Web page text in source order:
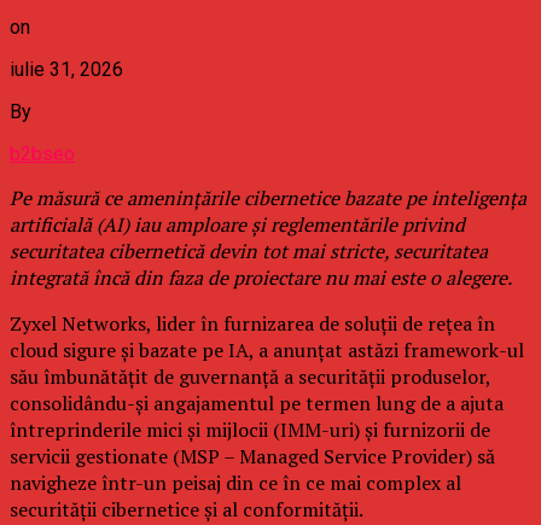
on
iulie 31, 2026
By
b2bseo
Pe măsură ce amenințările cibernetice bazate pe inteligența
artificială (AI) iau amploare și reglementările privind
securitatea cibernetică devin tot mai stricte, securitatea
integrată încă din faza de proiectare nu mai este o alegere.
Zyxel Networks, lider în furnizarea de soluții de rețea în
cloud sigure și bazate pe IA, a anunțat astăzi framework-ul
său îmbunătățit de guvernanță a securității produselor,
consolidându-și angajamentul pe termen lung de a ajuta
întreprinderile mici și mijlocii (IMM-uri) și furnizorii de
servicii gestionate (MSP – Managed Service Provider) să
navigheze într-un peisaj din ce în ce mai complex al
securității cibernetice și al conformității.